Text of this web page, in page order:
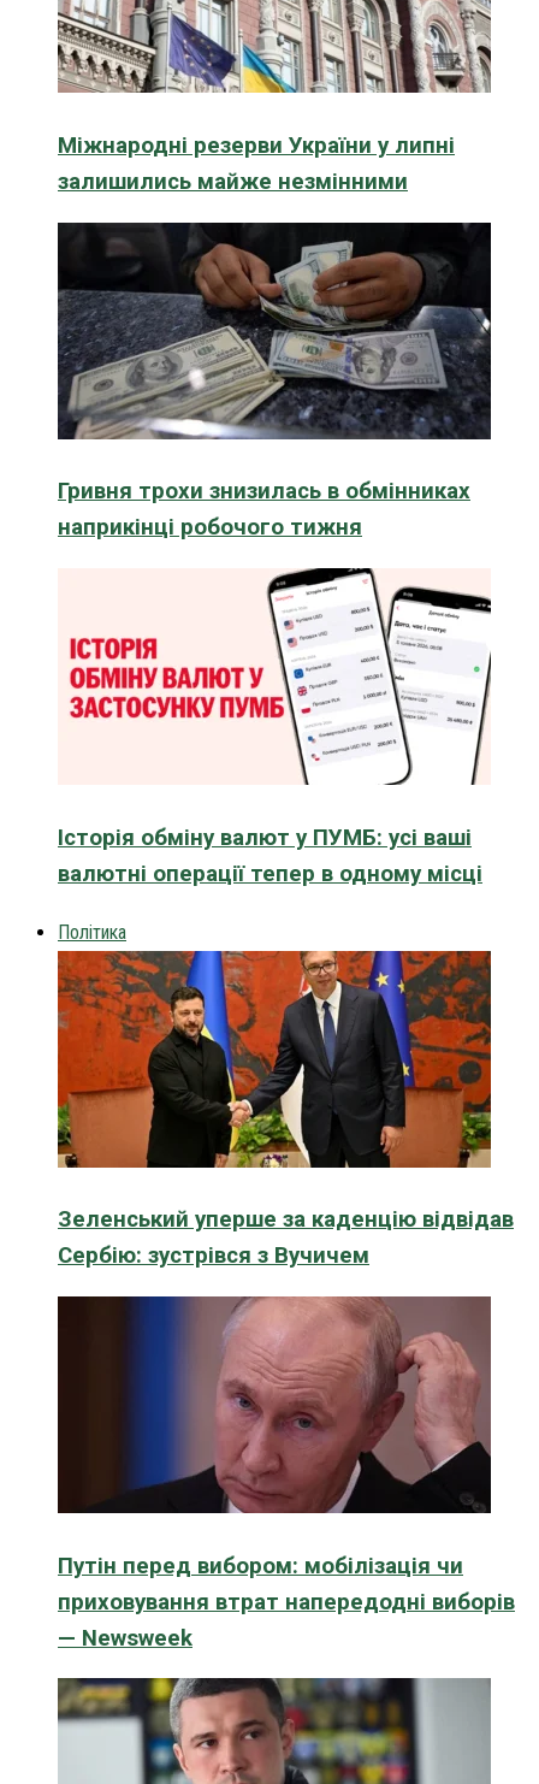
Міжнародні резерви України у липні
залишились майже незмінними
Гривня трохи знизилась в обмінниках
наприкінці робочого тижня
Історія обміну валют у ПУМБ: усі ваші
валютні операції тепер в одному місці
Політика
Зеленський уперше за каденцію відвідав
Сербію: зустрівся з Вучичем
Путін перед вибором: мобілізація чи
приховування втрат напередодні виборів
— Newsweek